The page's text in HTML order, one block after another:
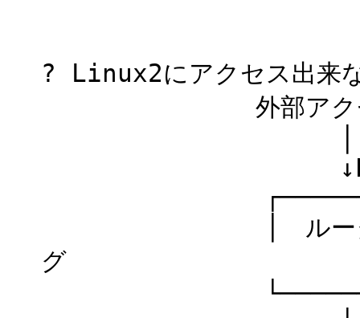
? Linux2にアクセス出来
外部アクセス
│ ルータ
グ